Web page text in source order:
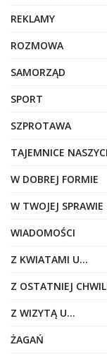
REKLAMY
ROZMOWA
SAMORZĄD
SPORT
SZPROTAWA
TAJEMNICE
W DOBREJ FORMIE
W TWOJEJ SPRAWIE
WIADOMOŚCI
Z KWIATAMI U…
Z OSTATNIEJ
Z WIZYTĄ U…
ŻAGAŃ